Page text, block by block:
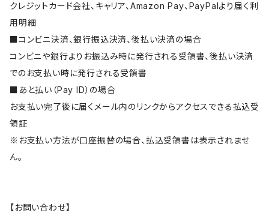
クレジットカード会社、キャリア、Amazon Pay、PayPalより届く利
用明細
■コンビニ決済、銀行振込決済、後払い決済の場合
コンビニや銀行よりお振込み時に発行される受領書、後払い決済
でのお支払い時に発行される受領書
■あと払い（Pay ID）の場合
お支払い完了後に届くメール内のリンクからアクセスできる払込受
領証
※お支払い方法が口座振替の場合、払込受領書は表示されませ
ん。
【お問い合わせ】